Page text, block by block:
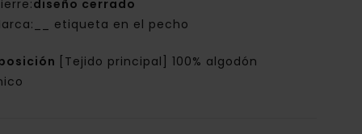
diseño cerrado
etiqueta en el pecho
[Tejido principal] 100% algodón